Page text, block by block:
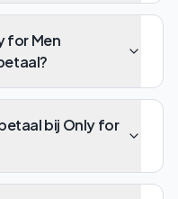
for Men
bij Only for